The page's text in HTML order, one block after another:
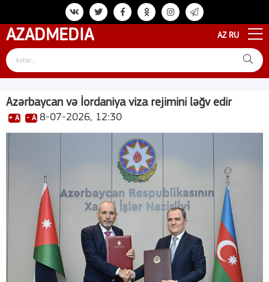
AZADMEDIA AZ RU
Azərbaycan və İordaniya viza rejimini ləğv edir
+ A - A 8-07-2026, 12:30